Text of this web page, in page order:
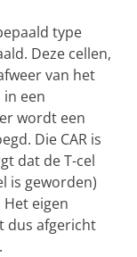
type
Deze cellen,
van het
een
wordt een
Die CAR is
dat de T-cel
is geworden)
eigen
dus afgericht